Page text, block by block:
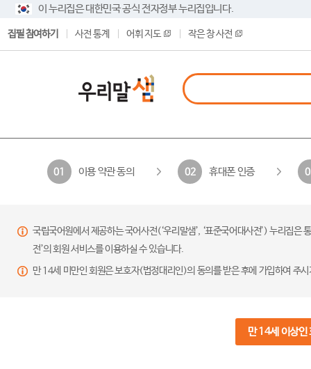
이 누리집은 대한민국 공식 전자정부 누리집입니다.
집필 참여하기 사전 통계 어휘 지도 작은 창 사전
01 이용 약관 동의 02 휴대폰 인증
국립국어원에서 제공하는 국어사전(‘우리말샘’, ‘표준국어대사전’) 누리집
전’의 회원 서비스를 이용하실 수 있습니다.
만 14세 미만인 회원은 보호자(법정대리인)의 동의를 받은 후에 가입하여 주
만 14세 이상인